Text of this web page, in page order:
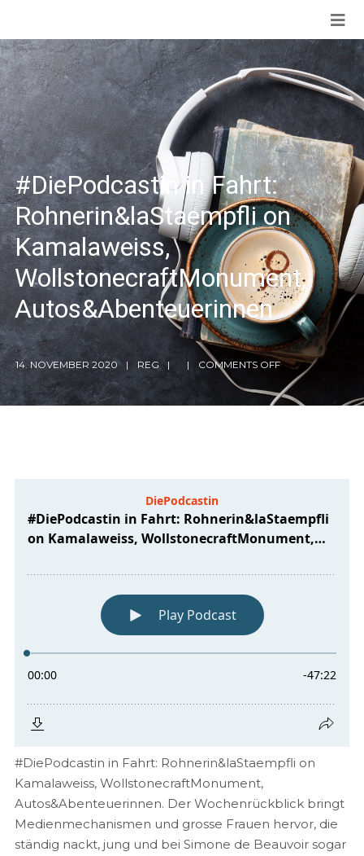
#DiePodcastin in Fahrt:
Rohnerin&laStaempfli on
Kamalaweiss,
WollstonecraftMonument,
Autos&Abenteuerinnen
14. NOVEMBER 2020 REG COMMENTS OFF
#DiePodcastin in Fahrt: Rohnerin&laStaempfli on
Kamalaweiss, WollstonecraftMonument,
Autos&Abenteuerinnen. Der Wochenrückblick bringt
Medienmechanismen und grosse Frauen hervor, die
ständig nackt, jung und bei Simone de Beauvoir sogar